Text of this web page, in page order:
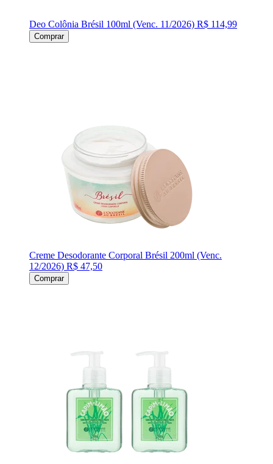
Deo Colônia Brésil 100ml (Venc. 11/2026) R$ 114,99
Comprar
Creme Desodorante Corporal Brésil 200ml (Venc.
12/2026) R$ 47,50
Comprar